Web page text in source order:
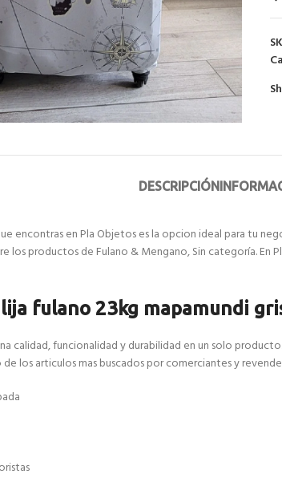
DESCRIPCIÓN
encontras en Pla Objetos es la opcion ideal para tu
los productos de Fulano & Mengano, Sin categoría.
fulano 23kg mapamundi
calidad, funcionalidad y durabilidad en un solo
los articulos mas buscados por comerciantes y